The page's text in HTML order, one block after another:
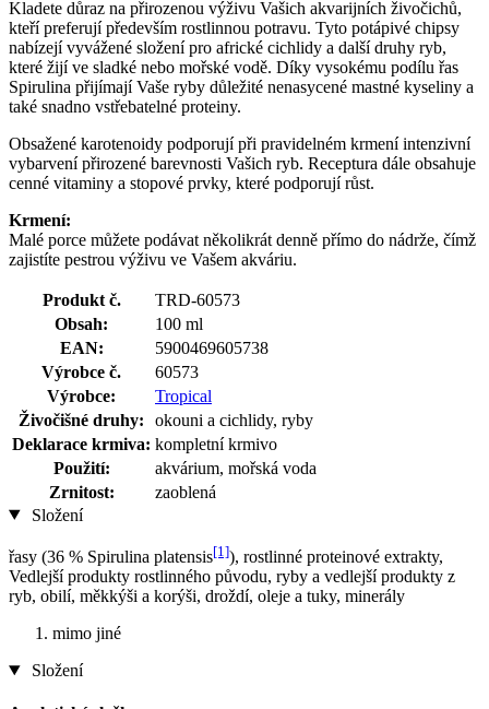
Kladete důraz na přirozenou výživu Vašich akvarijních živočichů,
kteří preferují především rostlinnou potravu. Tyto potápivé chipsy
nabízejí vyvážené složení pro africké cichlidy a další druhy ryb,
které žijí ve sladké nebo mořské vodě. Díky vysokému podílu řas
Spirulina přijímají Vaše ryby důležité nenasycené mastné kyseliny a
také snadno vstřebatelné proteiny.
Obsažené karotenoidy podporují při pravidelném krmení intenzivní
vybarvení přirozené barevnosti Vašich ryb. Receptura dále obsahuje
cenné vitaminy a stopové prvky, které podporují růst.
Krmení:
Malé porce můžete podávat několikrát denně přímo do nádrže, čímž
zajistíte pestrou výživu ve Vašem akváriu.
Produkt č.
TRD-60573
Obsah:
100 ml
EAN:
5900469605738
Výrobce č.
60573
Výrobce:
Tropical
Živočišné druhy:
okouni a cichlidy, ryby
Deklarace krmiva: kompletní krmivo
Použití:
akvárium, mořská voda
Zrnitost:
zaoblená
Složení
řasy (36 % Spirulina platensis[1]), rostlinné proteinové extrakty,
Vedlejší produkty rostlinného původu, ryby a vedlejší produkty z
ryb, obilí, měkkýši a korýši, droždí, oleje a tuky, minerály
mimo jiné
Složení